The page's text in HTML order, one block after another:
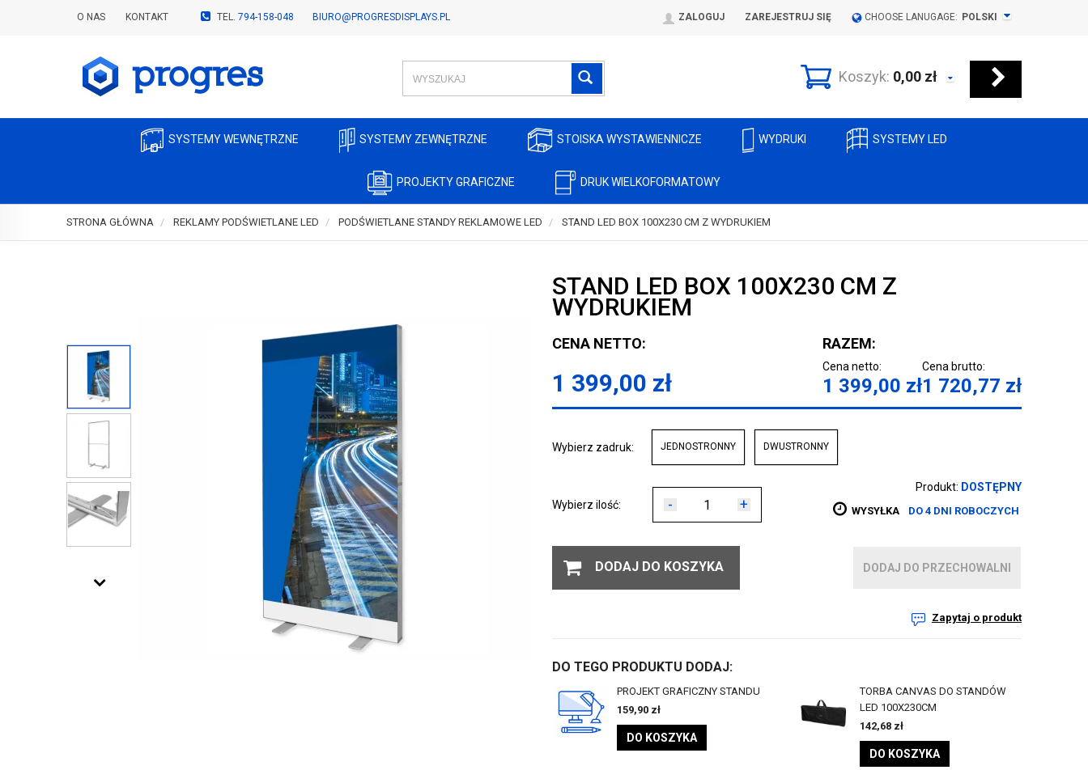
O NAS KONTAKT TEL. 794-158-048 BIURO@PROGRESDISPLAYS.PL ZALOGUJ ZAREJESTRUJ SIĘ CHOOSE LANUGAGE: POLSKI
Koszyk: 0,00 zł
SYSTEMY WEWNĘTRZNE SYSTEMY ZEWNĘTRZNE STOISKA WYSTAWIENNICZE WYDRUKI SYSTEMY LED
PROJEKTY GRAFICZNE DRUK WIELKOFORMATOWY
STRONA GŁÓWNA REKLAMY PODŚWIETLANE LED PODŚWIETLANE STANDY REKLAMOWE LED STAND LED BOX 100X230 CM Z WYDRUKIEM
STAND LED BOX 100X230 CM Z
WYDRUKIEM
CENA NETTO:
1 399,00 zł
RAZEM:
Cena netto:
1 399,00 zł
Cena brutto:
1 720,77 zł
Wybierz zadruk: JEDNOSTRONNY DWUSTRONNY
Wybierz ilość: - +
Produkt: DOSTĘPNY
WYSYŁKA DO 4 DNI ROBOCZYCH
DODAJ DO KOSZYKA DODAJ DO PRZECHOWALNI
Zapytaj o produkt
DO TEGO PRODUKTU DODAJ:
PROJEKT GRAFICZNY STANDU
159,90 zł
DO KOSZYKA
TORBA CANVAS DO STANDÓW
LED 100X230CM
142,68 zł
DO KOSZYKA